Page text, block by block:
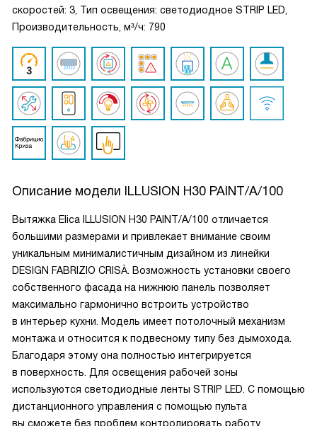
скоростей: 3, Тип освещения: светодиодное STRIP LED,
Производительность, м³/ч: 790
Описание модели ILLUSION H30 PAINT/A/100
Вытяжка Elica ILLUSION H30 PAINT/A/100 отличается
большими размерами и привлекает внимание своим
уникальным минималистичным дизайном из линейки
DESIGN FABRIZIO CRISÀ. Возможность установки своего
собственного фасада на нижнюю панель позволяет
максимально гармонично встроить устройство
в интерьер кухни. Модель имеет потолочный механизм
монтажа и относится к подвесному типу без дымохода.
Благодаря этому она полностью интегрируется
в поверхность. Для освещения рабочей зоны
используются светодиодные ленты STRIP LED. С помощью
дистанционного управления с помощью пульта
вы сможете без проблем контролировать работу